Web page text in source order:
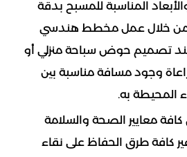
المناسبة للمسبح بدقة
من خلال عمل مخطط هندسي
تصميم حوض سباحة منزلي أو
وجود مسافة مناسبة بين
المحيطة به.
كافة معايير الصحة والسلامة
كافة طرق الحفاظ على نقاء